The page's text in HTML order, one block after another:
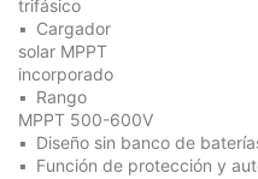
trifásico
Cargador
solar MPPT
incorporado
Rango
MPPT 500-600V
Diseño sin banco de
Función de protección y